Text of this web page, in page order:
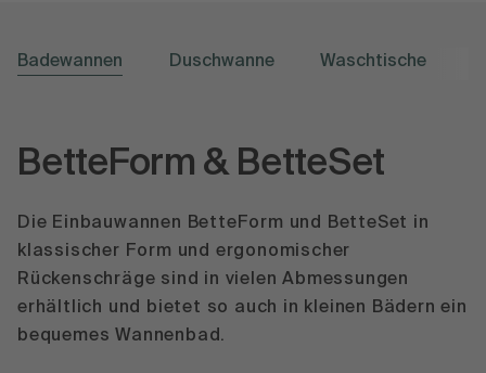
Badewannen Duschwanne Waschtische
BetteForm & BetteSet
Die Einbauwannen BetteForm und BetteSet in
klassischer Form und ergonomischer
Rückenschräge sind in vielen Abmessungen
erhältlich und bietet so auch in kleinen Bädern ein
bequemes Wannenbad.